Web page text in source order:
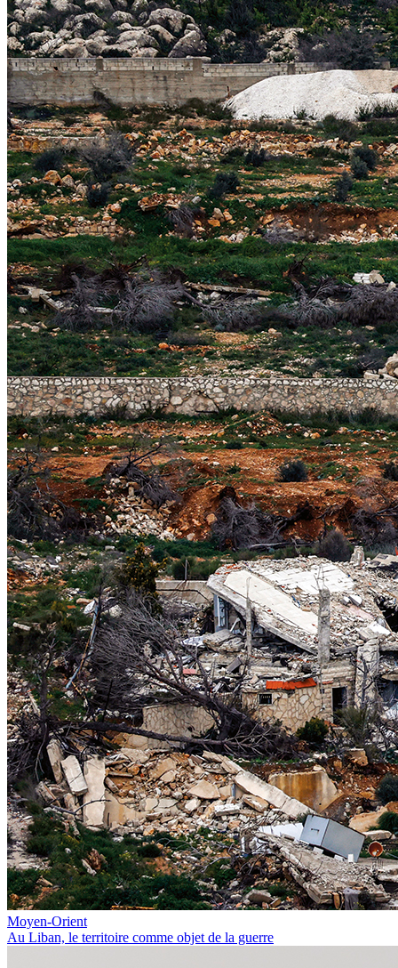
Moyen-Orient
Au Liban, le territoire comme objet de la guerre